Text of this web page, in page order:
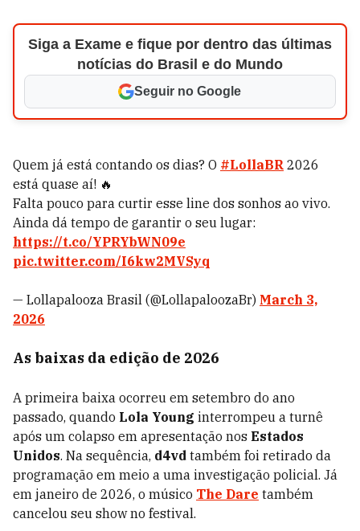
Siga a Exame e fique por dentro das últimas
notícias do Brasil e do Mundo
Seguir no Google
Quem já está contando os dias? O #LollaBR 2026
está quase aí! 🔥
Falta pouco para curtir esse line dos sonhos ao vivo.
Ainda dá tempo de garantir o seu lugar:
https://t.co/YPRYbWN09e
pic.twitter.com/I6kw2MVSyq
— Lollapalooza Brasil (@LollapaloozaBr) March 3,
2026
As baixas da edição de 2026
A primeira baixa ocorreu em setembro do ano
passado, quando Lola Young interrompeu a turnê
após um colapso em apresentação nos Estados
Unidos. Na sequência, d4vd também foi retirado da
programação em meio a uma investigação policial. Já
em janeiro de 2026, o músico The Dare também
cancelou seu show no festival.